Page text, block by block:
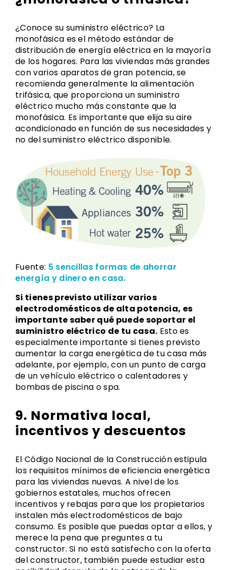
¿Conoce su suministro eléctrico? La
monofásica es el método estándar de
distribución de energía eléctrica en la mayoría
de los hogares. Para las viviendas más grandes
con varios aparatos de gran potencia, se
recomienda generalmente la alimentación
trifásica, que proporciona un suministro
eléctrico mucho más constante que la
monofásica. Es importante que elija su aire
acondicionado en función de sus necesidades y
no del suministro eléctrico disponible.
Fuente: 5 sencillas formas de ahorrar
energía y dinero en casa.
Si tienes previsto utilizar varios
electrodomésticos de alta potencia, es
importante saber qué puede soportar el
suministro eléctrico de tu casa. Esto es
especialmente importante si tienes previsto
aumentar la carga energética de tu casa más
adelante, por ejemplo, con un punto de carga
de un vehículo eléctrico o calentadores y
bombas de piscina o spa.
9. Normativa local,
incentivos y descuentos
El Código Nacional de la Construcción estipula
los requisitos mínimos de eficiencia energética
para las viviendas nuevas. A nivel de los
gobiernos estatales, muchos ofrecen
incentivos y rebajas para que los propietarios
instalen más electrodomésticos de bajo
consumo. Es posible que puedas optar a ellos, y
merece la pena que preguntes a tu
constructor. Si no está satisfecho con la oferta
del constructor, también puede estudiar esta